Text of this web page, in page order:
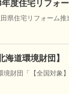
年度住宅リフォ
県住宅リフォーム推
海道環境財団】
ム支援事業
財団「【全国対象